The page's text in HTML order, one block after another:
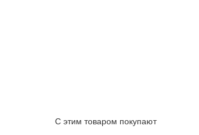
С этим товаром покупают